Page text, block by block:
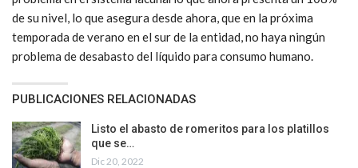
de su nivel, lo que asegura desde ahora, que en la próxima
temporada de verano en el sur de la entidad, no haya ningún
problema de desabasto del líquido para consumo humano.
PUBLICACIONES RELACIONADAS
Listo el abasto de romeritos para los platillos
que se…
Dic 20, 2022